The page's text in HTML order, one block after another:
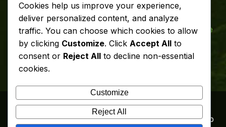
European Forest Institute
Asociaţia Proprietarilor de
Păduri din Romania
©2026Regia Publica
Made with🤍by Web
Cookies help us improve your experience,
deliver personalized content, and analyze
traffic. You can choose which cookies to allow
by clicking Customize. Click Accept All to
consent or Reject All to decline non-essential
cookies.
Customize
Reject All